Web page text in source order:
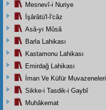
Mesnevî-i Nuriye
İşârâtü'l-İ'câz
Asâ-yı Mûsâ
Barla Lahikası
Kastamonu Lahikası
Emirdağ Lahikası
İman Ve Küfür Muvazeneleri
Sikke-i Tasdik-i Gaybî
Muhâkemat